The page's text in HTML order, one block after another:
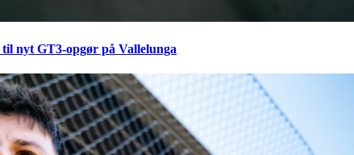
nyt GT3-opgør på Vallelunga